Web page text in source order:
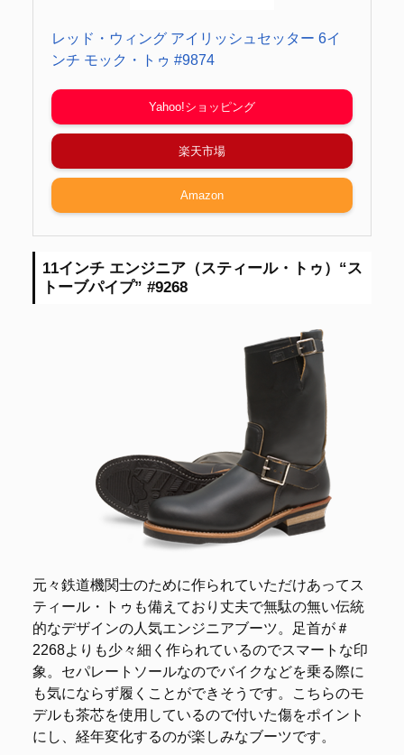
レッド・ウィング アイリッシュセッター 6イ
ンチ モック・トゥ #9874
Yahoo!ショッピング
楽天市場
Amazon
11インチ エンジニア（スティール・トゥ）“ス
トーブパイプ” #9268
元々鉄道機関士のために作られていただけあってス
ティール・トゥも備えており丈夫で無駄の無い伝統
的なデザインの人気エンジニアブーツ。足首が＃
2268よりも少々細く作られているのでスマートな印
象。セパレートソールなのでバイクなどを乗る際に
も気にならず履くことができそうです。こちらのモ
デルも茶芯を使用しているので付いた傷をポイント
にし、経年変化するのが楽しみなブーツです。